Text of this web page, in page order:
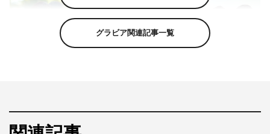
主演・阿部サダヲ×ヒロイン・松たか子×脚本・大石静の木
グラビア関連記事一覧